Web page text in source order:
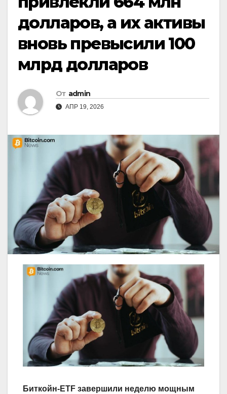
долларов, а их активы
вновь превысили 100
млрд долларов
От admin
АПР 19, 2026
Биткойн-ETF завершили неделю мощным